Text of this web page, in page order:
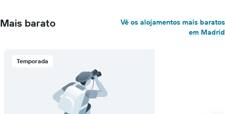
Mais barato
Vê os alojamentos mais baratos
em Madrid
Temporada